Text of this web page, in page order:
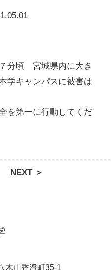
分頃 宮城県内に大き
学キャンパスに被害は
を第一に行動してくだ
NEXT ＞
木山香澄町35-1